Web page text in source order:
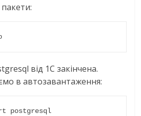
від 1С закінчена.
в автозавантаження:
postgresql